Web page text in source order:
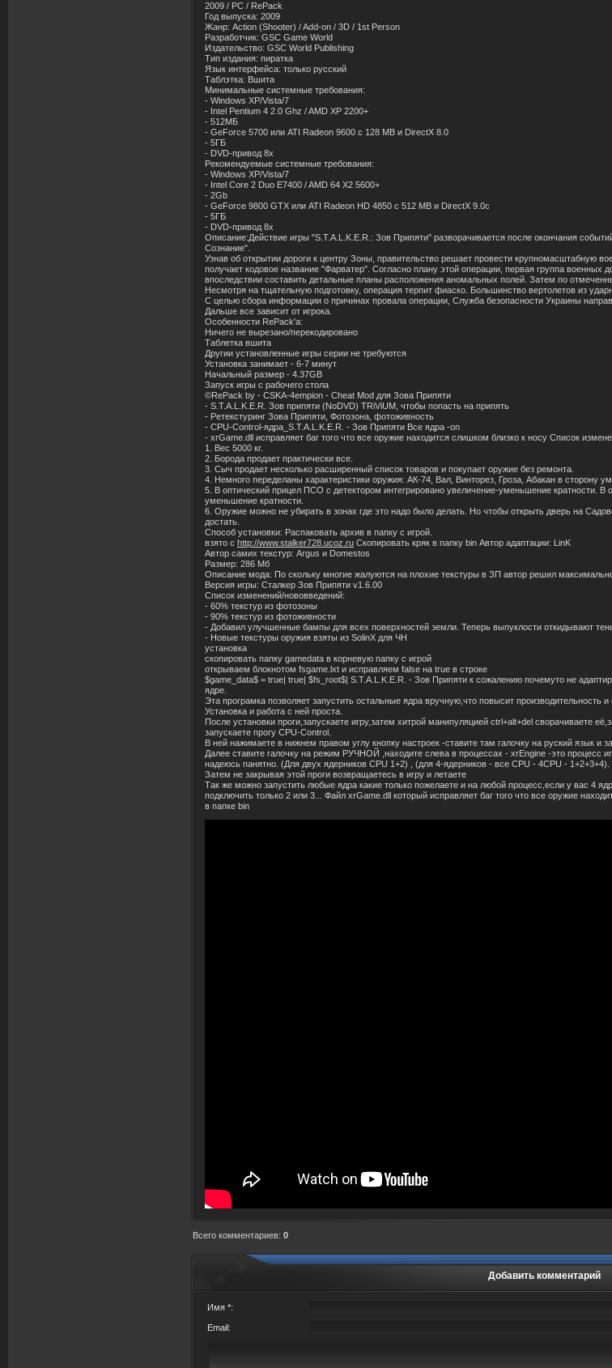
2009 / PC / RePack
Год выпуска: 2009
Жанр: Action (Shooter) / Add-on / 3D / 1st Person
Разработчик: GSC Game World
Издательство: GSC World Publishing
Тип издания: пиратка
Язык интерфейса: только русский
Таблэтка: Вшита
Минимальные системные требования:
- Windows XP/Vista/7
- Intel Pentium 4 2.0 Ghz / AMD XP 2200+
- 512МБ
- GeForce 5700 или ATI Radeon 9600 с 128 MB и DirectX 8.0
- 5ГБ
- DVD-привод 8х
Рекомендуемые системные требования:
- Windows XP/Vista/7
- Intel Core 2 Duo E7400 / AMD 64 X2 5600+
- 2Gb
- GeForce 9800 GTX или ATI Radeon HD 4850 с 512 MB и DirectX 9.0c
- 5ГБ
- DVD-привод 8х
Описание:Действие игры "S.T.A.L.K.E.R.: Зов Припяти" разворачивается после окончания
Сознание".
Узнав об открытии дороги к центру Зоны, правительство решает провести крупномасштабную
получает кодовое название "Фарватер". Согласно плану этой операции, первая группа военных
впоследствии составить детальные планы расположения аномальных полей. Затем по
Несмотря на тщательную подготовку, операция терпит фиаско. Большинство вертолетов из
С целью сбора информации о причинах провала операции, Служба безопасности Украины
Дальше все зависит от игрока.
Особенности RePack'а:
Ничего не вырезано/перекодировано
Tаблетка вшита
Другии установленные игры серии не требуются
Установка занимает - 6-7 минут
Начальный размер - 4.37GB
Запуск игры с рабочего стола
©RePack by - CSKA-4empion - Cheat Mod для Зова Припяти
- S.T.A.L.K.E.R. Зов припяти (NoDVD) TRiViUM, чтобы попасть на припять
- Ретекстуринг Зова Припяти, Фотозона, фотоживность
- CPU-Control-ядра_S.T.A.L.K.E.R. - Зов Припяти Все ядра -on
- xrGame.dll исправляет баг того что все оружие находится слишком близко к носу Список
1. Вес 5000 кг.
2. Борода продает практически все.
3. Сыч продает несколько расширенный список товаров и покупает оружие без ремонта.
4. Немного переделаны характеристики оружия: АК-74, Вал, Винторез, Гроза, Абакан в сторону
5. В оптический прицел ПСО с детектором интегрировано увеличение-уменьшение кратности. В
уменьшение кратности.
6. Оружие можно не убирать в зонах где это надо было делать. Но чтобы открыть дверь на
достать.
Способ установки: Распаковать архив в папку с игрой.
взято с http://www.stalker728.ucoz.ru Скопировать кряк в папку bin Автор адаптации: LinK
Автор самих текстур: Argus и Domestos
Размер: 286 Мб
Описание мода: По скольку многие жалуются на плохие текстуры в ЗП автор решил
Версия игры: Сталкер Зов Припяти v1.6.00
Список изменений/нововведений:
- 60% текстур из фотозоны
- 90% текстур из фотоживности
- Добавил улучшенные бампы для всех поверхностей земли. Теперь выпуклости откидывают
- Новые текстуры оружия взяты из SolinX для ЧН
установка
скопировать папку gamedata в корневую папку с игрой
открываем блокнотом fsgame.lxt и исправляем false на true в строке
$game_data$ = true| true| $fs_root$| S.T.A.L.K.E.R. - Зов Припяти к сожалению почемуто не
ядре.
Эта програмка позволяет запустить остальные ядра вручную,что повысит производительность
Установка и работа с ней проста.
После установки проги,запускаете игру,затем хитрой манипуляцией ctrl+alt+del сворачиваете
запускаете прогу CPU-Control.
В ней нажимаете в нижнем правом углу кнопку настроек -ставите там галочку на руский язык и
Далее ставите галочку на режим РУЧНОЙ ,находите слева в процессах - xrEngine -это процесс
надеюсь панятно. (Для двух ядерников CPU 1+2) , (для 4-ядерников - все CPU - 4CPU - 1+2+3+4).
Затем не закрывая этой проги возвращаетесь в игру и летаете
Так же можно запустить любые ядра какие только пожелаете и на любой процесс,если у вас 4
подключить только 2 или 3... Файл xrGame.dll который исправляет баг того что все оружие
в папке bin
Всего комментариев: 0
Добавить комментарий
Имя *:
Email: